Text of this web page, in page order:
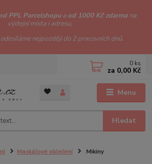
PPL Parcelshopu a od 1000 Kč zdarma na
výdejní místa i adresu.
nejpozději do 2 pracovních dnů.
Menu
Hledat
0 ks
za 0,00 Kč
Maskáčové oblečení Mikiny